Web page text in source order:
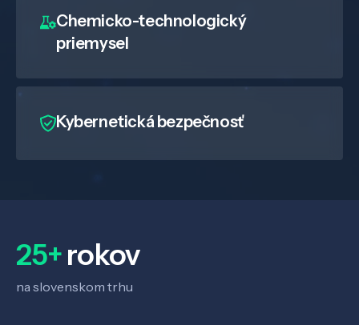
Chemicko-technologický
priemysel
Kybernetická bezpečnosť
25+rokov
na slovenskom trhu